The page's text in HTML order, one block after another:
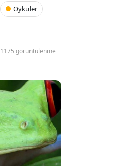
Öyküler
1175 görüntülenme